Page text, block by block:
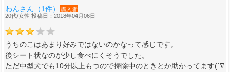
わんさん（1件）
購入者
20代/女性 投稿日：2018年04月06日
うちのこはあまり好みではないのかなって感じです。
後シート状なのが少し食べにくそうでした。
ただ中型犬でも10分以上もつので掃除中のときとか助かってます(´∇